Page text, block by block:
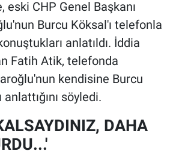
eski CHP Genel Başkanı
Burcu Köksal'ı telefonla
anlatıldı. İddia
Fatih Atik, telefonda
kendisine Burcu
anlattığını söyledi.
DAHA